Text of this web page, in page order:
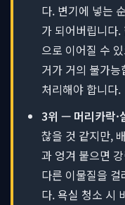
다. 변기에 넣는
가 되어버립니다
으로 이어질 수
거가 거의 불가
처리해야 합니다.
3위 — 머리카락·
찮을 것 같지만,
과 엉겨 붙으면
다른 이물질을
다. 욕실 청소 시